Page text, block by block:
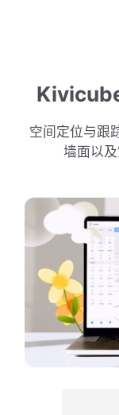
空间定位与跟
墙面以